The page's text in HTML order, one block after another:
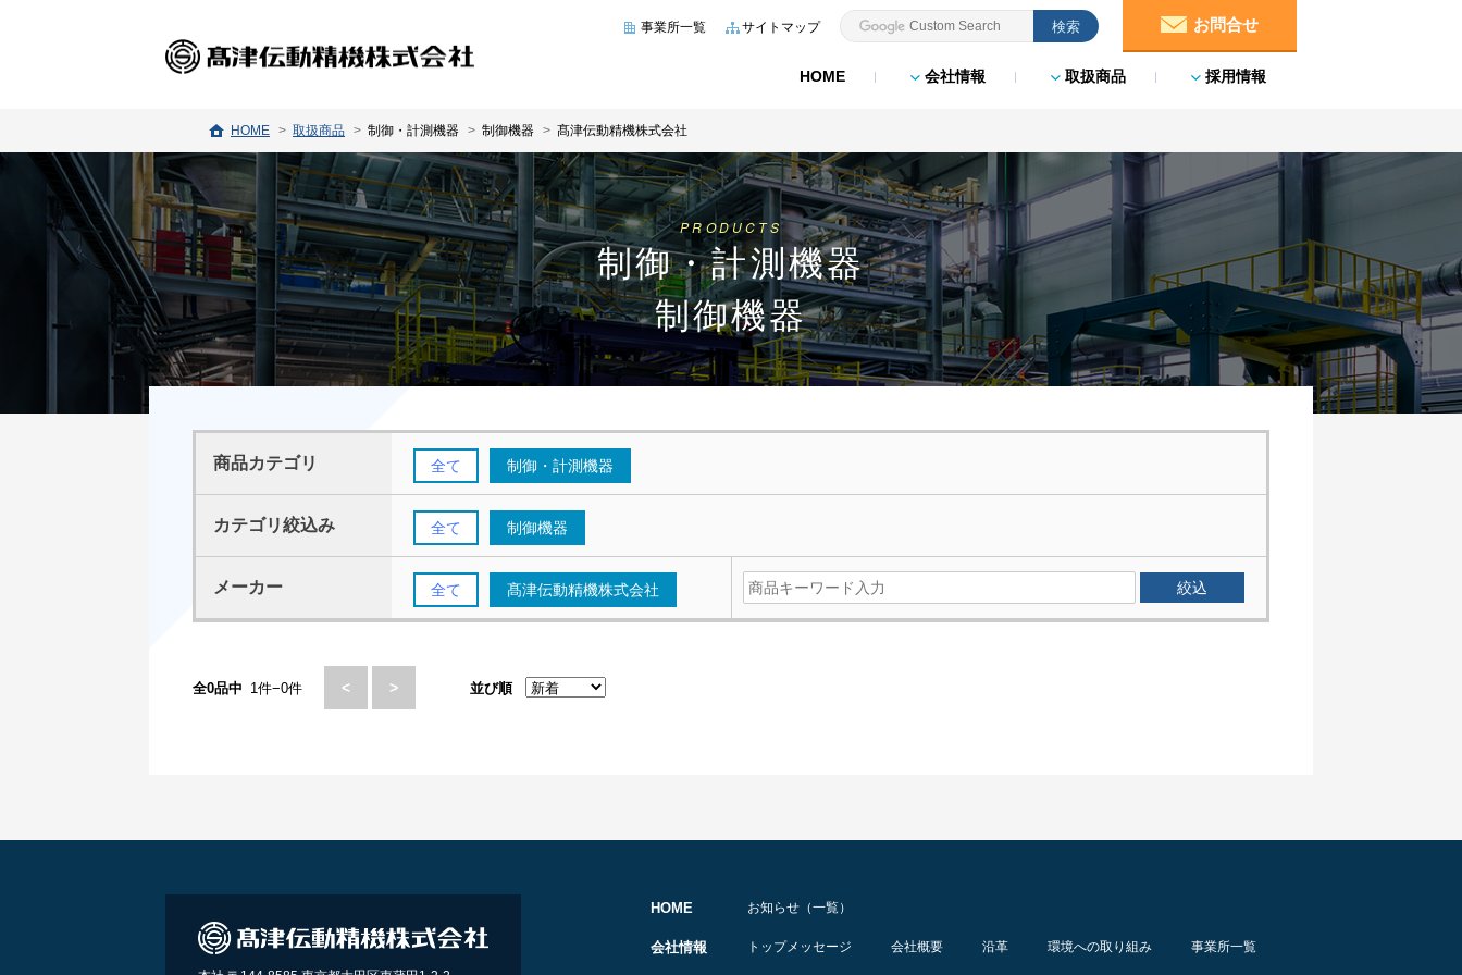
HOME 会社情報 取扱商品 採用情報
事業所一覧 サイトマップ お問合せ
HOME 取扱商品 制御・計測機器 制御機器 髙津伝動精機株式会社
PRODUCTS
制御・計測機器
制御機器
商品カテゴリ 全て 制御・計測機器
カテゴリ絞込み 全て 制御機器
メーカー 全て 髙津伝動精機株式会社
全0品中 1件−0件 < > 並び順
HOME お知らせ（一覧）
会社情報 トップメッセージ 会社概要 沿革 環境への取り組み 事業所一覧